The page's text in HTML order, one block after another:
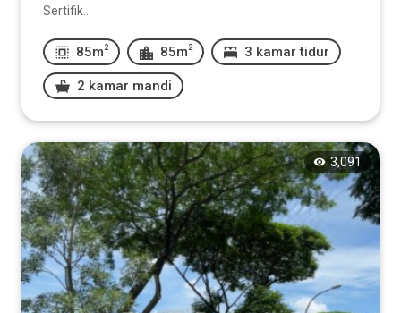
Sertifik...
85m 2 85m 2 3 kamar tidur
2 kamar mandi
3,091